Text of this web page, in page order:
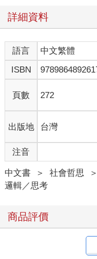
這個詞彙時，它和清教徒
何顯著關連性，一點都不
任何意義，肯定也不符合
通關密語。
羅賓遜進一步評論說，這
可以多麼有效地封鎖對某
要的論點。一個詞彙越能
就越懶得再去檢驗我對這
算不算正當。所以，喜歡
力求盡可能不去理解真正
考。
羅賓遜的分析很敏銳，而
現象之前所寫的，更是難
知會得到社會認同的態度
思考？
羅賓遜以一席提神醒腦的
下，「未獲認可的觀點實
詳細資料
語言 中文繁體
ISBN
頁數 272
出版地 台灣
注音
中文書 ＞ 社會哲思 ＞
邏輯／思考
商品評價